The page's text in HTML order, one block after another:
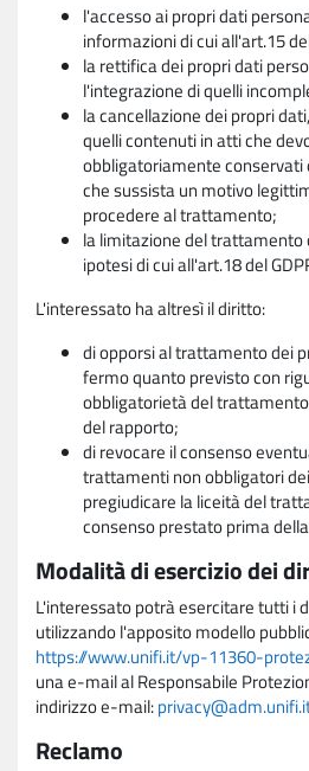
l'accesso ai propri dati
informazioni di cui all'art.15
la rettifica dei propri dati
l'integrazione di quelli
la cancellazione dei propri
quelli contenuti in atti che
obbligatoriamente conservati
che sussista un motivo
procedere al trattamento;
la limitazione del trattamento
ipotesi di cui all'art.18 del
L'interessato ha altresì il diritto:
di opporsi al trattamento dei
fermo quanto previsto con
obbligatorietà del
del rapporto;
di revocare il consenso
trattamenti non obbligatori
pregiudicare la liceità del
consenso prestato prima
Modalità di esercizio dei
L'interessato potrà esercitare tutti i
utilizzando l'apposito modello
https://www.unifi.it/vp-11360-
una e-mail al Responsabile
indirizzo e-mail:
Reclamo